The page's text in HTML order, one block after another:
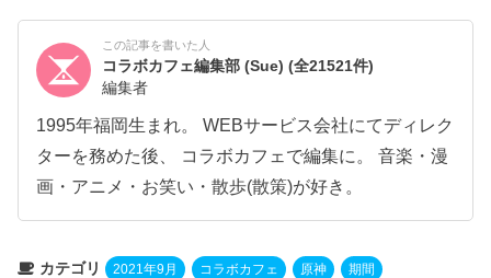
この記事を書いた人
コラボカフェ編集部 (Sue)(全21521件)
編集者
1995年福岡生まれ。 WEBサービス会社にてディレク
ターを務めた後、 コラボカフェで編集に。 音楽・漫
画・アニメ・お笑い・散歩(散策)が好き。
カテゴリ 2021年9月 コラボカフェ 原神 期間